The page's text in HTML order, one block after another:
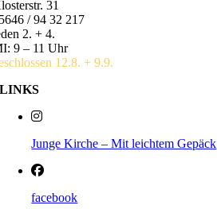
31
/ 94 32 217
2. + 4.
9 – 11 Uhr
12.8. + 9.9.
LINKS
Junge Kirche – Mit leichtem Gepäck
facebook